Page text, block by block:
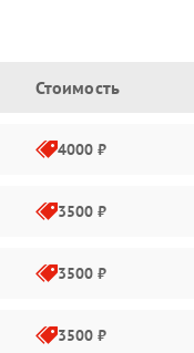
Стоимость
4000 ₽
3500 ₽
3500 ₽
3500 ₽